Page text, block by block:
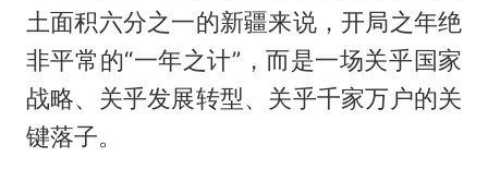
土面积六分之一的新疆来说，开局之年绝
非平常的“一年之计”，而是一场关乎国家
战略、关乎发展转型、关乎千家万户的关
键落子。